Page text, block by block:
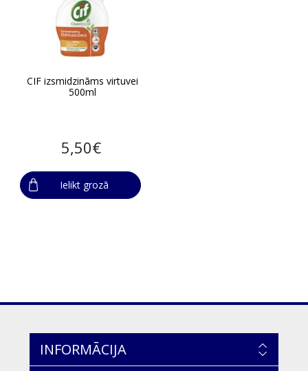
CIF izsmidzināms virtuvei
500ml
5,50€
Ielikt grozā
INFORMĀCIJA